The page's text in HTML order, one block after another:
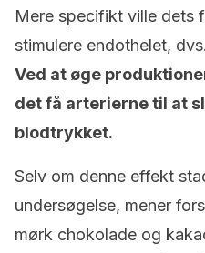
Mere specifikt ville dets
stimulere endothelet,
Ved at øge
det få arterierne til at
blodtrykket.
Selv om denne effekt
undersøgelse, mener
mørk chokolade og